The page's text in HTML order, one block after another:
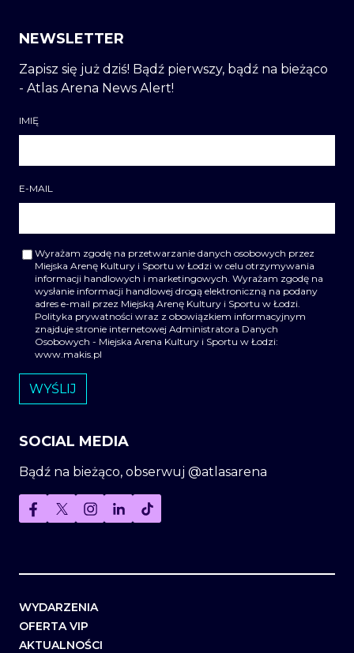
NEWSLETTER
Zapisz się już dziś! Bądź pierwszy, bądź na bieżąco
- Atlas Arena News Alert!
IMIĘ
E-MAIL
Wyrażam zgodę na przetwarzanie danych osobowych przez
Miejska Arenę Kultury i Sportu w Łodzi w celu otrzymywania
informacji handlowych i marketingowych. Wyrażam zgodę na
wysłanie informacji handlowej drogą elektroniczną na podany
adres e-mail przez Miejską Arenę Kultury i Sportu w Łodzi.
Polityka prywatności wraz z obowiązkiem informacyjnym
znajduje stronie internetowej Administratora Danych
Osobowych - Miejska Arena Kultury i Sportu w Łodzi:
www.makis.pl
SOCIAL MEDIA
Bądź na bieżąco, obserwuj @atlasarena
WYDARZENIA
OFERTA VIP
AKTUALNOŚCI